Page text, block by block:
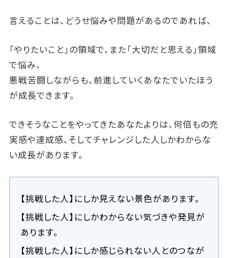
言えることは、どうせ悩みや問題があるのであれば、
「やりたいこと」の領域で、また「大切だと思える」領域
で悩み、
悪戦苦闘しながらも、前進していくあなたでいたほう
が成長できます。
できそうなことをやってきたあなたよりは、何倍もの充
実感や達成感、そしてチャレンジした人しかわからな
い成長があります。
【挑戦した人】にしか見えない景色があります。
【挑戦した人】にしかわからない気づきや発見が
あります。
【挑戦した人】にしか感じられない人とのつなが